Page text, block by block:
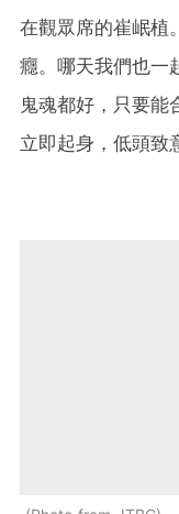
在觀眾席的崔岷植
癮。哪天我們也一
鬼魂都好，只要能
立即起身，低頭致